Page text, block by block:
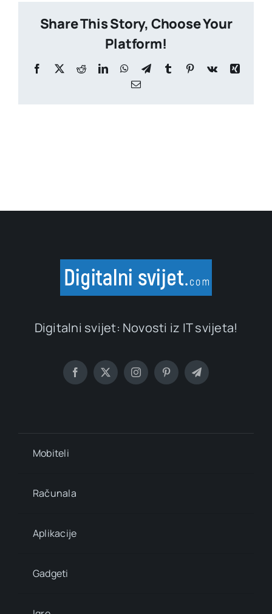
Share This Story, Choose Your
Platform!
Facebook
X RedditLinkedInWhatsApp
TelegramTumblr Pinterest
Vk
Xing
Email
Digitalni svijet: Novosti iz IT svijeta!
Mobiteli
Računala
Aplikacije
Gadgeti